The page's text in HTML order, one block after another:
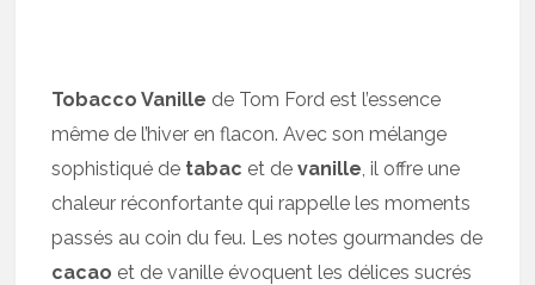
Tobacco Vanille de Tom Ford est l’essence
même de l’hiver en flacon. Avec son mélange
sophistiqué de tabac et devanille , il offre une
chaleur réconfortante qui rappelle les moments
passés au coin du feu. Les notes gourmandes de
cacao et de vanille évoquent les délices sucrés